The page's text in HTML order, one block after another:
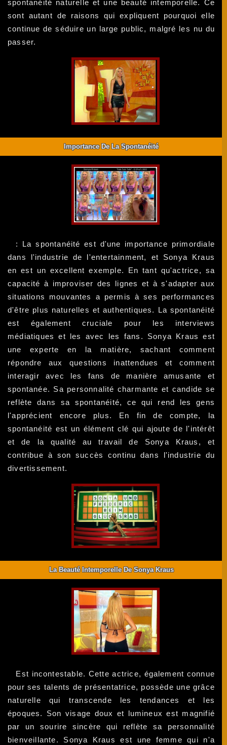
spontanéité naturelle et une beauté intemporelle. Ce
sont autant de raisons qui expliquent pourquoi elle
continue de séduire un large public, malgré les nu du
passer.
Importance De La Spontanéité
: La spontanéité est d'une importance primordiale
dans l'industrie de l'entertainment, et Sonya Kraus
en est un excellent exemple. En tant qu'actrice, sa
capacité à improviser des lignes et à s'adapter aux
situations mouvantes a permis à ses performances
d'être plus naturelles et authentiques. La spontanéité
est également cruciale pour les interviews
médiatiques et les avec les fans. Sonya Kraus est
une experte en la matière, sachant comment
répondre aux questions inattendues et comment
interagir avec les fans de manière amusante et
spontanée. Sa personnalité charmante et candide se
reflète dans sa spontanéité, ce qui rend les gens
l'apprécient encore plus. En fin de compte, la
spontanéité est un élément clé qui ajoute de l'intérêt
et de la qualité au travail de Sonya Kraus, et
contribue à son succès continu dans l'industrie du
divertissement.
La Beauté Intemporelle De Sonya Kraus
Est incontestable. Cette actrice, également connue
pour ses talents de présentatrice, possède une grâce
naturelle qui transcende les tendances et les
époques. Son visage doux et lumineux est magnifié
par un sourire sincère qui reflète sa personnalité
bienveillante. Sonya Kraus est une femme qui n'a